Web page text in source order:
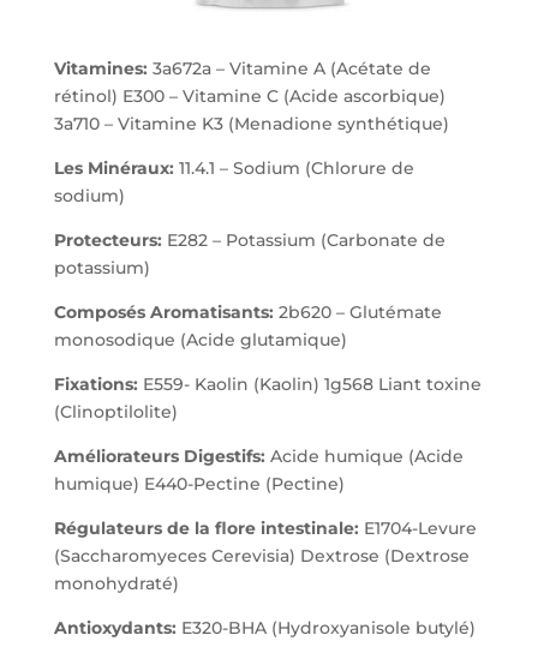
Vitamines: 3a672a – Vitamine A (Acétate de
rétinol) E300 – Vitamine C (Acide ascorbique)
3a710 – Vitamine K3 (Menadione synthétique)
Les Minéraux: 11.4.1 – Sodium (Chlorure de
sodium)
Protecteurs: E282 – Potassium (Carbonate de
potassium)
Composés Aromatisants: 2b620 – Glutémate
monosodique (Acide glutamique)
Fixations: E559- Kaolin (Kaolin) 1g568 Liant toxine
(Clinoptilolite)
Améliorateurs Digestifs: Acide humique (Acide
humique) E440-Pectine (Pectine)
Régulateurs de la flore intestinale: E1704-Levure
(Saccharomyeces Cerevisia) Dextrose (Dextrose
monohydraté)
Antioxydants: E320-BHA (Hydroxyanisole butylé)